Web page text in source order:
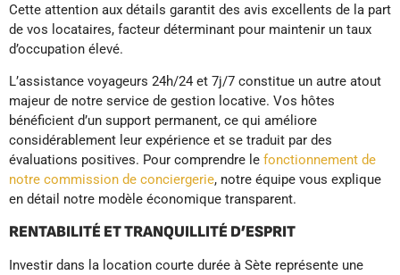
Cette attention aux détails garantit des avis excellents de la part
de vos locataires, facteur déterminant pour maintenir un taux
d’occupation élevé.
L’assistance voyageurs 24h/24 et 7j/7 constitue un autre atout
majeur de notre service de gestion locative. Vos hôtes
bénéficient d’un support permanent, ce qui améliore
considérablement leur expérience et se traduit par des
évaluations positives. Pour comprendre le fonctionnement de
notre commission de conciergerie, notre équipe vous explique
en détail notre modèle économique transparent.
RENTABILITÉ ET TRANQUILLITÉ D’ESPRIT
Investir dans la location courte durée à Sète représente une